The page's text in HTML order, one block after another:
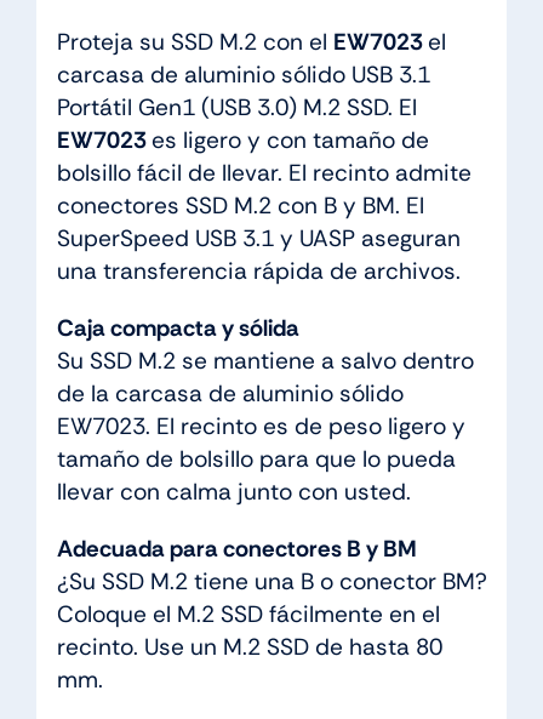
Proteja su SSD M.2 con el EW7023 el
carcasa de aluminio sólido USB 3.1
Portátil Gen1 (USB 3.0) M.2 SSD. El
EW7023 es ligero y con tamaño de
bolsillo fácil de llevar. El recinto admite
conectores SSD M.2 con B y BM. El
SuperSpeed USB 3.1 y UASP aseguran
una transferencia rápida de archivos.
Caja compacta y sólida
Su SSD M.2 se mantiene a salvo dentro
de la carcasa de aluminio sólido
EW7023. El recinto es de peso ligero y
tamaño de bolsillo para que lo pueda
llevar con calma junto con usted.
Adecuada para conectores B y BM
¿Su SSD M.2 tiene una B o conector BM?
Coloque el M.2 SSD fácilmente en el
recinto. Use un M.2 SSD de hasta 80
mm.